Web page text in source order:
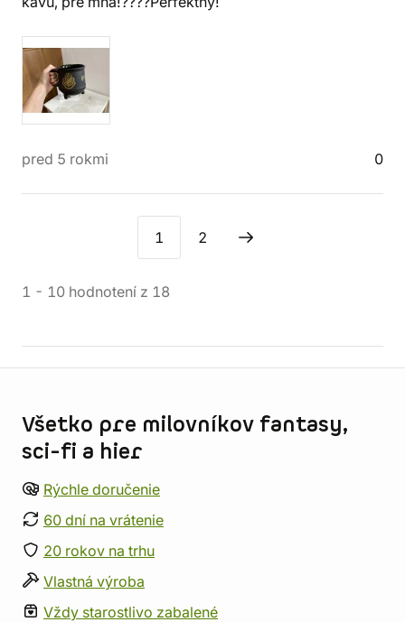
pred 5 rokmi 0
1 2
1 - 10 hodnotení z 18
Všetko pre milovníkov fantasy,
sci-fi a hier
Rýchle doručenie
60 dní na vrátenie
20 rokov na trhu
Vlastná výroba
Vždy starostlivo zabalené